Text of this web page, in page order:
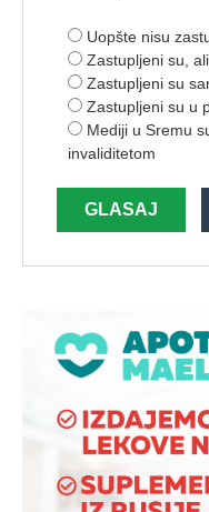
Uopšte nisu
Zastupljeni su,
Zastupljeni su
Zastupljeni su u
Mediji u Sremu
invaliditetom
GLASAJ